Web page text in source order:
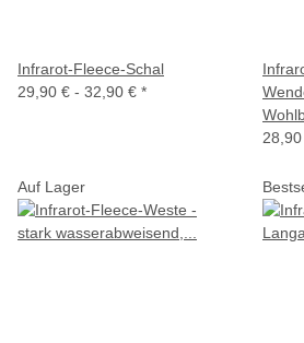
Infrarot-Fleece-Schal
29,90 € - 32,90 € *
Auf Lager